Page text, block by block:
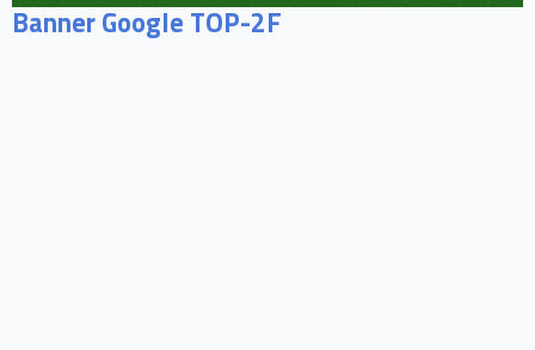
Banner Google TOP-2F